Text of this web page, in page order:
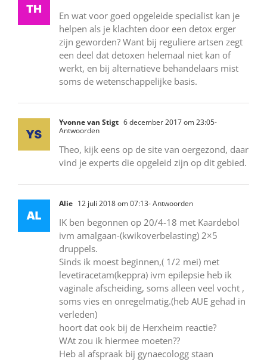
En wat voor goed opgeleide specialist kan je
helpen als je klachten door een detox erger
zijn geworden? Want bij reguliere artsen zegt
een deel dat detoxen helemaal niet kan of
werkt, en bij alternatieve behandelaars mist
soms de wetenschappelijke basis.
Yvonne van Stigt 6 december 2017 om 23:05-
Antwoorden
Theo, kijk eens op de site van oergezond, daar
vind je experts die opgeleid zijn op dit gebied.
Alie 12 juli 2018 om 07:13- Antwoorden
IK ben begonnen op 20/4-18 met Kaardebol
ivm amalgaan-(kwikoverbelasting) 2×5
druppels.
Sinds ik moest beginnen,( 1/2 mei) met
levetiracetam(keppra) ivm epilepsie heb ik
vaginale afscheiding, soms alleen veel vocht ,
soms vies en onregelmatig.(heb AUE gehad in
verleden)
hoort dat ook bij de Herxheim reactie?
WAt zou ik hiermee moeten??
Heb al afspraak bij gynaecologg staan